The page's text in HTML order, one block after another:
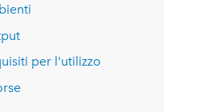
per l'utilizzo